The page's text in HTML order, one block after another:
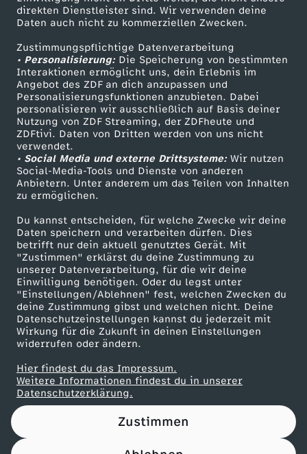
direkten Dienstleister sind. Wir verwenden deine
Daten auch nicht zu kommerziellen Zwecken.
Zustimmungspflichtige Datenverarbeitung
• Personalisierung:Die Speicherung von bestimmten
Interaktionen ermöglicht uns, dein Erlebnis im
Angebot des ZDF an dich anzupassen und
Personalisierungsfunktionen anzubieten. Dabei
personalisieren wir ausschließlich auf Basis deiner
Nutzung von ZDF Streaming, der ZDFheute und
ZDFtivi. Daten von Dritten werden von uns nicht
verwendet.
• Social Media und externe Drittsysteme:Wir nutzen
Social-Media-Tools und Dienste von anderen
Anbietern. Unter anderem um das Teilen von Inhalten
zu ermöglichen.
Du kannst entscheiden, für welche Zwecke wir deine
Daten speichern und verarbeiten dürfen. Dies
betrifft nur dein aktuell genutztes Gerät. Mit
"Zustimmen" erklärst du deine Zustimmung zu
unserer Datenverarbeitung, für die wir deine
Einwilligung benötigen. Oder du legst unter
"Einstellungen/Ablehnen" fest, welchen Zwecken du
deine Zustimmung gibst und welchen nicht. Deine
Datenschutzeinstellungen kannst du jederzeit mit
Wirkung für die Zukunft in deinen Einstellungen
widerrufen oder ändern.
Hier findest du das Impressum.
Weitere Informationen findest du in unserer
Datenschutzerklärung.
Zustimmen
k
a
u
f
Smart TV
ZDFtext
Livestreams
Sendungen A-Z
TV-Programm
Kontakt zum ZDF
Tickets
Zuschauerservice
Hilfe
ZDF Unternehmen
Karriere
ZDF goes Schule
Werbefernsehen
Mainzelmännchen
Partner